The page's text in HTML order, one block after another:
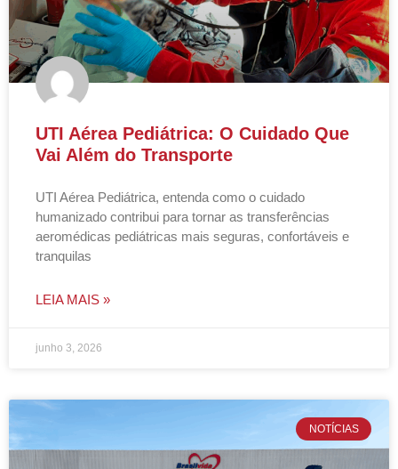
UTI Aérea Pediátrica: O Cuidado Que
Vai Além do Transporte
UTI Aérea Pediátrica, entenda como o cuidado
humanizado contribui para tornar as transferências
aeromédicas pediátricas mais seguras, confortáveis e
tranquilas
LEIA MAIS »
junho 3, 2026
NOTÍCIAS